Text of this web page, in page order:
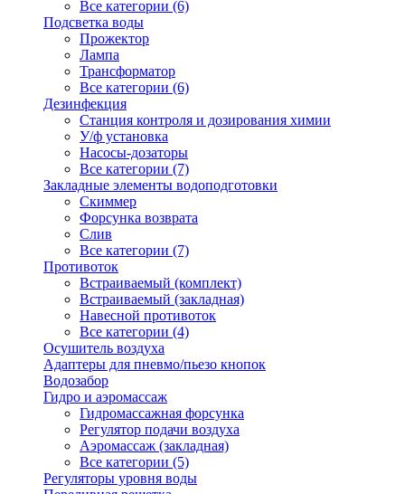
Все категории (6)
Подсветка воды
Прожектор
Лампа
Трансформатор
Все категории (6)
Дезинфекция
Станция контроля и дозирования химии
У/ф установка
Насосы-дозаторы
Все категории (7)
Закладные элементы водоподготовки
Скиммер
Форсунка возврата
Слив
Все категории (7)
Противоток
Встраиваемый (комплект)
Встраиваемый (закладная)
Навесной противоток
Все категории (4)
Осушитель воздуха
Адаптеры для пневмо/пьезо кнопок
Водозабор
Гидро и аэромассаж
Гидромассажная форсунка
Регулятор подачи воздуха
Аэромассаж (закладная)
Все категории (5)
Регуляторы уровня воды